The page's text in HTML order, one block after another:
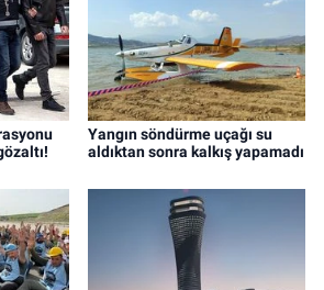
Yangın söndürme uçağı su
aldıktan sonra kalkış yapamadı